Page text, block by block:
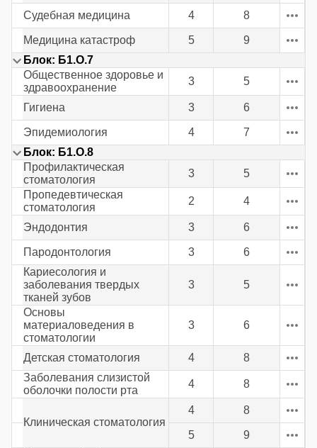
Судебная медицина 4 8
Медицина катастроф 5
9
Блок: Б1.О.7
Общественное здоровье и
здравоохранение
3 5
Гигиена 3 6
Эпидемиология 4
7
Блок: Б1.О.8
Профилактическая
стоматология
3
5
Пропедевтическая
стоматология
2 4
Эндодонтия 3 6
Пародонтология 3
6
Кариесология и
заболевания твердых
тканей зубов
3 5
Основы
материаловедения в
стоматологии
3 6
Детская стоматология 4
8
Заболевания слизистой
оболочки полости рта
4 8
Клиническая стоматология
4 8
5
9